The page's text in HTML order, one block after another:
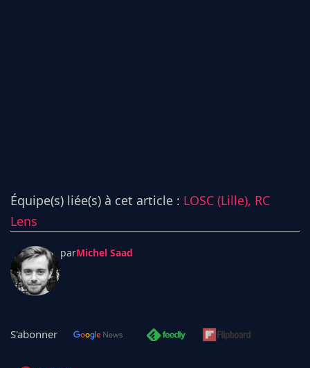
Équipe(s) liée(s) à cet article : LOSC (Lille), RC
Lens
parMichel Saad
S'abonner